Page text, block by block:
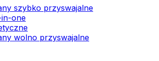
szybko przyswajalne
one
wolno przyswajalne